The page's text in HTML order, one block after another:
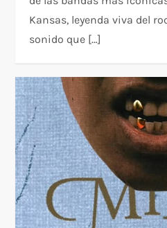
Kansas, leyenda viva del
sonido que […]